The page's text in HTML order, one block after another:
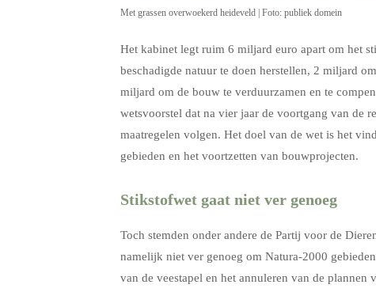
Met grassen overwoekerd heideveld | Foto: publiek domein
Het kabinet legt ruim 6 miljard euro apart om het
beschadigde natuur te doen herstellen, 2 miljard
miljard om de bouw te verduurzamen en te
wetsvoorstel dat na vier jaar de voortgang van de
maatregelen volgen. Het doel van de wet is het
gebieden en het voortzetten van bouwprojecten.
Stikstofwet gaat niet ver genoeg
Toch stemden onder andere de Partij voor de
namelijk niet ver genoeg om Natura-2000
van de veestapel en het annuleren van de